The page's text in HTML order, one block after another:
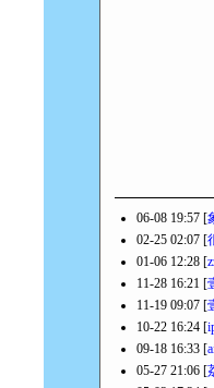
06-08 19:57 [
02-25 02:07 [
01-06 12:28 [
11-28 16:21 [
11-19 09:07 [
10-22 16:24 [
09-18 16:33 [
05-27 21:06 [